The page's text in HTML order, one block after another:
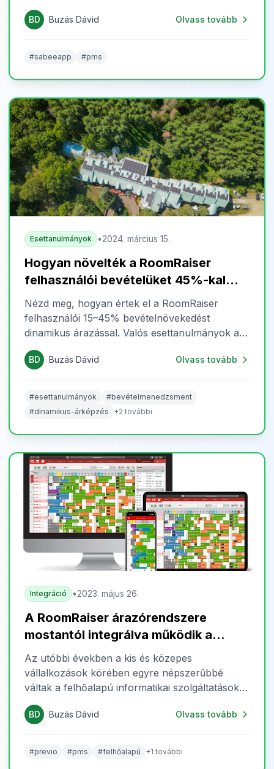
ökoszisztéma. Használatával automatizálhatod a
napi feladatokat, csökkented adminisztrációs
vendégélményre koncentrálhass – egyszerű,
BD Buzás Dávid Olvass tovább
#sabeeapp #pms
Esettanulmányok •2024. március 15.
Hogyan növelték a RoomRaiser
felhasználói bevételüket 45%-kal
dinamikus szobaárazással
Nézd meg, hogyan értek el a RoomRaiser
felhasználói 15–45% bevételnövekedést
dinamikus árazással. Valós esettanulmányok az
AR Forte Apartments és a Panoráma Hotel
Noszvaj példáján.
BD Buzás Dávid Olvass tovább
#esettanulmányok
#bevételmenedzsment
#dinamikus-árképzés
+2 további
Integráció •2023. május 26.
A RoomRaiser árazórendszere
mostantól integrálva működik a
Previo Hotel PMS-szel
Az utóbbi években a kis és közepes
vállalkozások körében egyre népszerűbbé
váltak a felhőalapú informatikai szolgáltatások,
és ez alól a vendéglátóipar sem kivétel. Sok kis
és közepes méretű szálloda választ a
helyett felhőalapú Hotel PMS (Property
BD Buzás Dávid Olvass tovább
#previo #pms #felhőalapú +1 további